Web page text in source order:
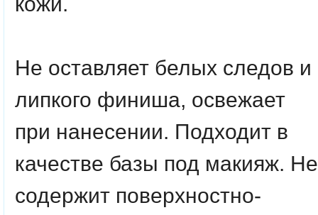
Не оставляет белых следов и
липкого финиша, освежает
при нанесении. Подходит в
качестве базы под макияж. Не
содержит поверхностно-